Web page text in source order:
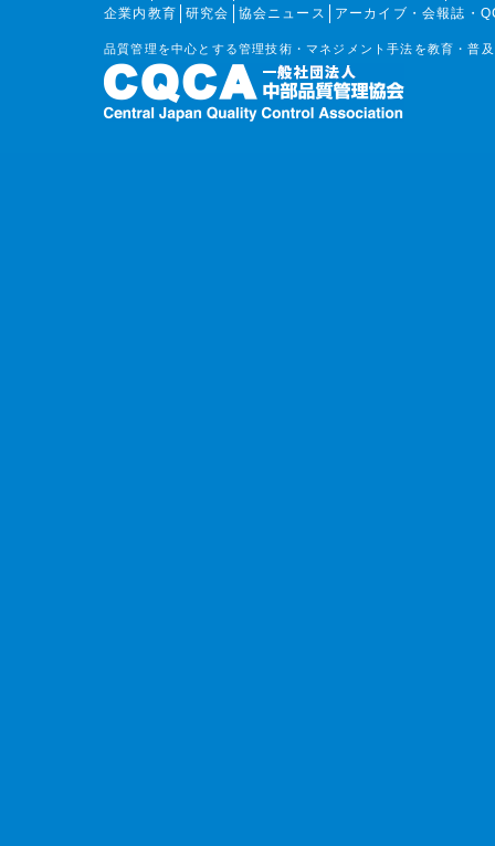
企業内教育
研究会 協会ニュース アーカイブ・会報誌・
品質管理を中心とする管理技術・マネジメント手法を教育・普